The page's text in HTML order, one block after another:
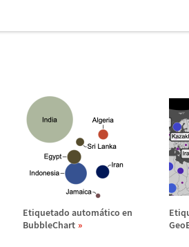
Etiquetado automático en
BubbleChart